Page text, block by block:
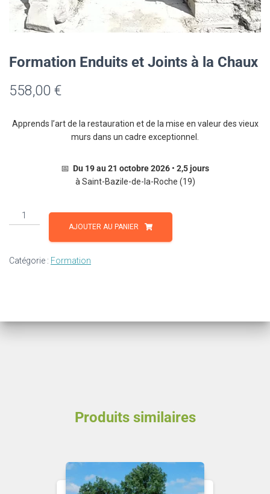
Formation Enduits et Joints à la Chaux
558,00 €
Apprends l’art de la restauration et de la mise en valeur des vieux
murs dans un cadre exceptionnel.
📅 Du 19 au 21 octobre 2026 • 2,5 jours
à Saint-Bazile-de-la-Roche (19)
quantité
de
et
AJOUTER AU PANIER
Catégorie : Formation
Produits similaires